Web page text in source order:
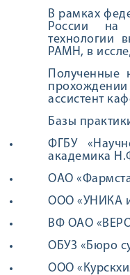
В рамках
России на
технологии
РАМН, в
Полученные
ассистент
Базы
ФГБУ
академика
ОАО
ООО «УНИКА
ВФ ОАО
ОБУЗ «Бюро
ООО